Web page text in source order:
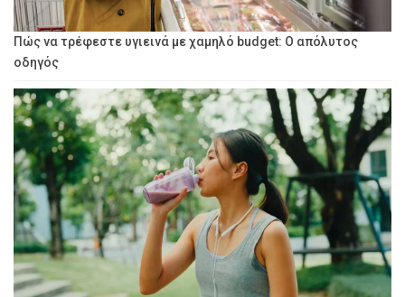
Πώς να τρέφεστε υγιεινά με χαμηλό budget: Ο απόλυτος
οδηγός